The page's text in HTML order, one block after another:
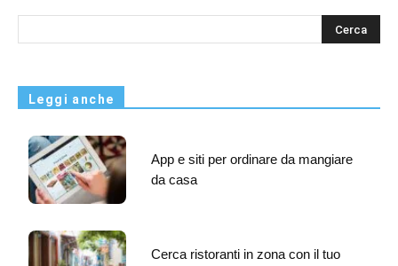
s
Leggi anche
App e siti per ordinare da mangiare
da casa
Cerca ristoranti in zona con il tuo